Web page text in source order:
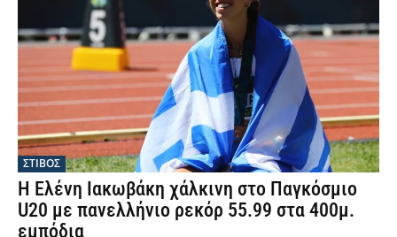
ΣΤΙΒΟΣ
Η Ελένη Ιακωβάκη χάλκινη στο Παγκόσμιο
U20 με πανελλήνιο ρεκόρ 55.99 στα 400μ.
εμπόδια